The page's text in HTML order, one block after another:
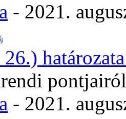
- 2021.
pontjairól
- 2021.